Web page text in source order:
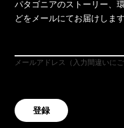
パタゴニアのストーリー、
どをメールにてお届けします
メールアドレス（入力間違いにご
登録